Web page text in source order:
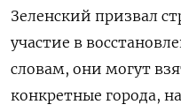
Зеленский призвал
участие в
словам, они могут
конкретные города,